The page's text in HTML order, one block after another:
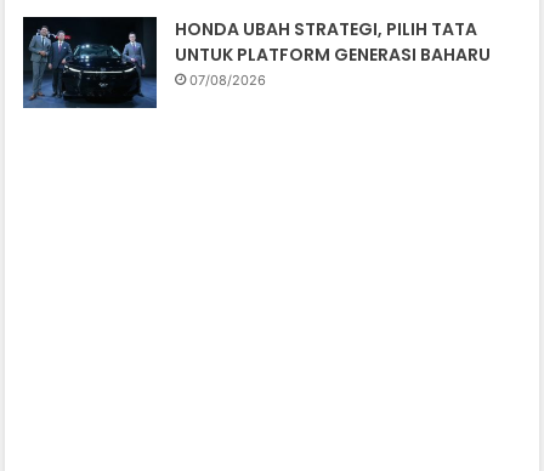
HONDA UBAH STRATEGI, PILIH TATA
UNTUK PLATFORM GENERASI BAHARU
07/08/2026